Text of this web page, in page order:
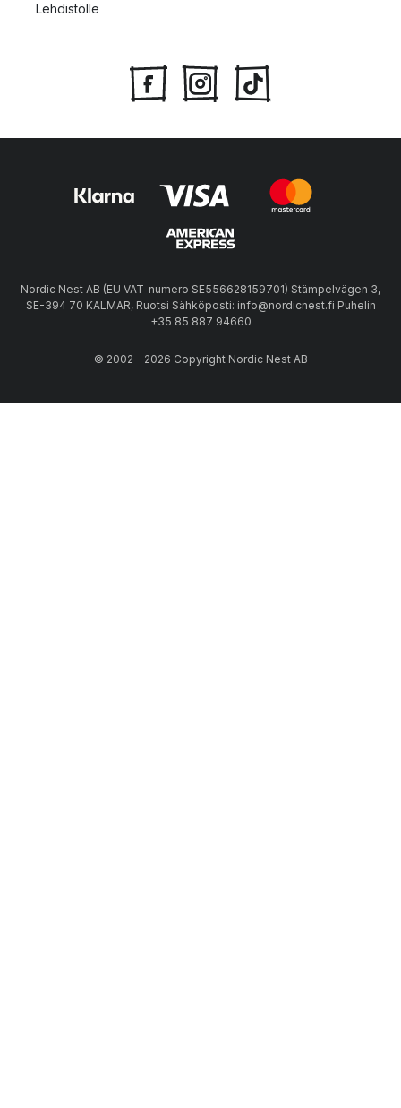
Lehdistölle
Nordic Nest AB (EU VAT-numero SE556628159701) Stämpelvägen 3,
SE-394 70 KALMAR, Ruotsi Sähköposti: info@nordicnest.fi Puhelin
+35 85 887 94660
© 2002 - 2026 Copyright Nordic Nest AB